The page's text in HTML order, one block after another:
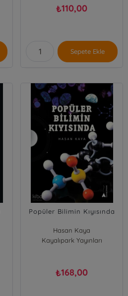
₺110,00
Sepete Ekle
Popüler Bilimin Kıyısında
Hasan Kaya
Kayalıpark Yayınları
₺168,00